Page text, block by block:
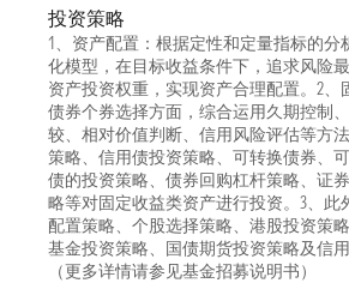
投资策略
1、资产配置：根据定性和定量指标的
化模型，在目标收益条件下，追求风险
资产投资权重，实现资产合理配置。2
债券个券选择方面，综合运用久期控制
较、相对价值判断、信用风险评估等方
策略、信用债投资策略、可转换债券、
债的投资策略、债券回购杠杆策略、证
略等对固定收益类资产进行投资。3、此
配置策略、个股选择策略、港股投资策
基金投资策略、国债期货投资策略及信
（更多详情请参见基金招募说明书）